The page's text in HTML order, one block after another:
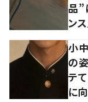
品”
ンス
小
の
テ
に